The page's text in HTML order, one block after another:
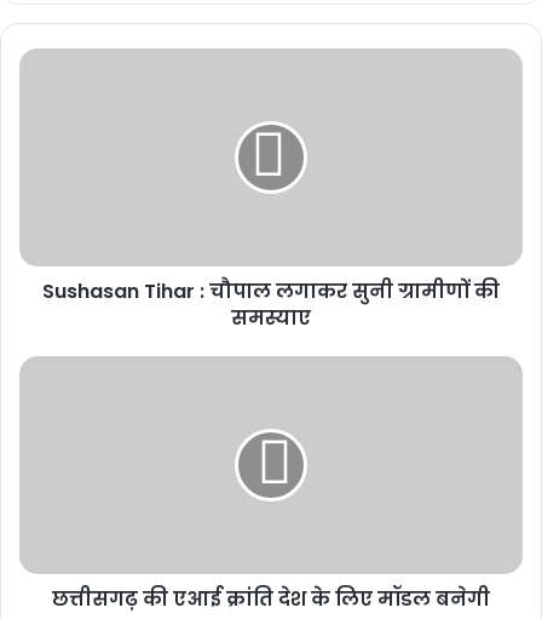
Sushasan Tihar : चौपाल लगाकर सुनी ग्रामीणों की
समस्याए
छत्तीसगढ़ की एआई क्रांति देश के लिए मॉडल बनेगी